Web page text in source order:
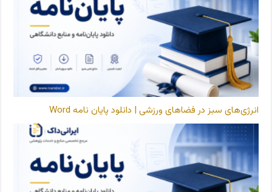
انرژی‌های سبز در فضاهای ورزشی | دانلود پایان نامه Word